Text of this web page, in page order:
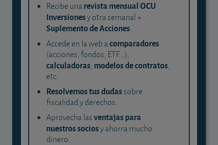
Recibe unarevista mensual OCU
Inversionesy otra semanal +
Suplemento de Acciones.
Accede en la web acomparadores
(acciones, fondos, ETF...),
calculadoras, modelos de contratos,
etc.
Resolvemos tus dudassobre
fiscalidad y derechos.
Aprovecha lasventajas para
nuestros sociosy ahorra mucho
dinero.